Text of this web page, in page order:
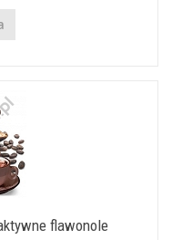
flawonole